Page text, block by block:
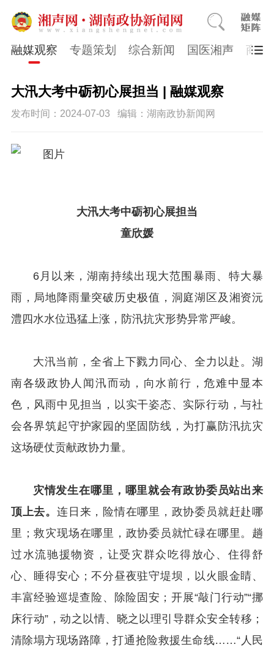
融媒观察 专题策划 综合新闻 国医湘声 商会
大汛大考中砺初心展担当 | 融媒观察
发布时间：2024-07-03 编辑：湖南政协新闻网
大汛大考中砺初心展担当
童欣媛
6月以来，湖南持续出现大范围暴雨、特大暴
雨，局地降雨量突破历史极值，洞庭湖区及湘资沅
澧四水水位迅猛上涨，防汛抗灾形势异常严峻。
大汛当前，全省上下戮力同心、全力以赴。湖
南各级政协人闻汛而动，向水前行，危难中显本
色，风雨中见担当，以实干姿态、实际行动，与社
会各界筑起守护家园的坚固防线，为打赢防汛抗灾
这场硬仗贡献政协力量。
灾情发生在哪里，哪里就会有政协委员站出来
顶上去。 连日来，险情在哪里，政协委员就赶赴哪
里；救灾现场在哪里，政协委员就忙碌在哪里。趟
过水流驰援物资，让受灾群众吃得放心、住得舒
心、睡得安心；不分昼夜驻守堤坝，以火眼金睛、
丰富经验巡堤查险、除险固安；开展“敲门行动”“挪
床行动”，动之以情、晓之以理引导群众安全转移；
清除塌方现场路障，打通抢险救援生命线……“人民